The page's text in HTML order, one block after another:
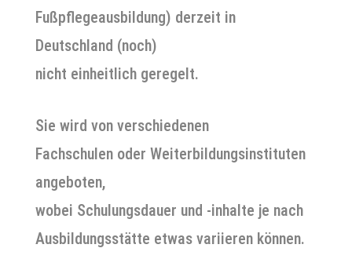
Fußpflegeausbildung) derzeit in
Deutschland (noch)
nicht einheitlich geregelt.
Sie wird von verschiedenen
Fachschulen oder Weiterbildungsinstituten
angeboten,
wobei Schulungsdauer und -inhalte je nach
Ausbildungsstätte etwas variieren können.